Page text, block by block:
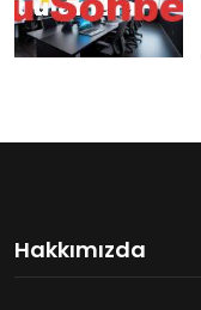
Hakkımızda